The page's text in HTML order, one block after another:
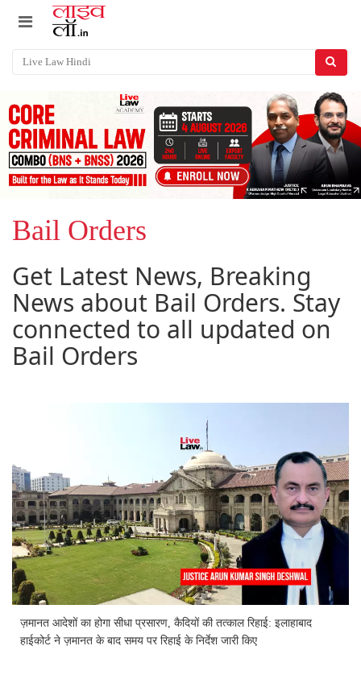
Bail Orders
Get Latest News, Breaking
News about Bail Orders. Stay
connected to all updated on
Bail Orders
ज़मानत आदेशों का होगा सीधा प्रसारण, कैदियों की तत्काल रिहाई: इलाहाबाद
हाईकोर्ट ने ज़मानत के बाद समय पर रिहाई के निर्देश जारी किए